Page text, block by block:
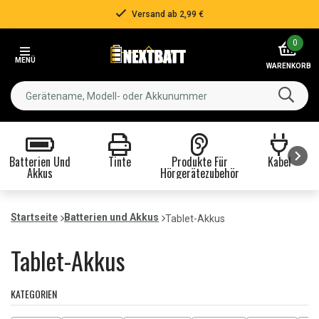
Über 500.000 Kunden!
MENÜ
0
WARENKORB
Batterien Und
Akkus
Tinte Produkte Für
Hörgerätezubehör
Kabel
Startseite Batterien und Akkus Tablet-Akkus
Tablet-Akkus
KATEGORIEN